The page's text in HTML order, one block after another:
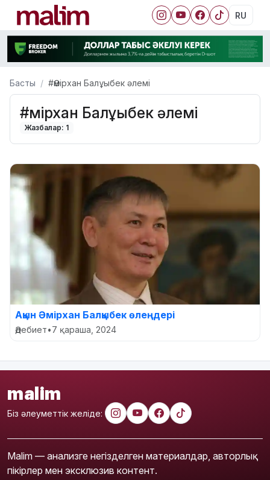
RU
Басты #Әмірхан Балұыбек әлемі
#Әмірхан Балұыбек әлемі
Жазбалар: 1
Ақын Әмірхан Балқыбек өлеңдері
Әдебиет•7 қараша, 2024
malim
Біз әлеуметтік желіде:
Malim — анализге негізделген материалдар, авторлық
пікірлер мен эксклюзив контент.